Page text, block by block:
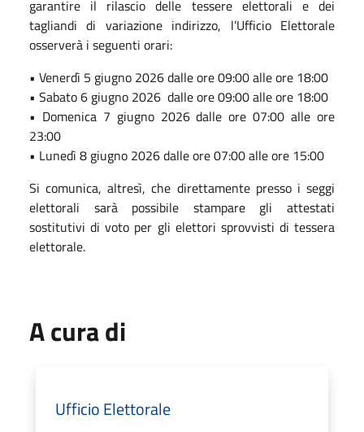
garantire il rilascio delle tessere elettorali e dei
tagliandi di variazione indirizzo, l’Ufficio Elettorale
osserverà i seguenti orari:
• Venerdì 5 giugno 2026 dalle ore 09:00 alle ore 18:00
• Sabato 6 giugno 2026 dalle ore 09:00 alle ore 18:00
• Domenica 7 giugno 2026 dalle ore 07:00 alle ore
23:00
• Lunedì 8 giugno 2026 dalle ore 07:00 alle ore 15:00
Si comunica, altresì, che direttamente presso i seggi
elettorali sarà possibile stampare gli attestati
sostitutivi di voto per gli elettori sprovvisti di tessera
elettorale.
A cura di
Ufficio Elettorale